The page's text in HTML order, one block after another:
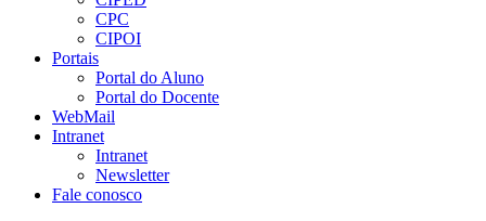
CPC
CIPOI
Portais
Portal do Aluno
Portal do Docente
WebMail
Intranet
Intranet
Newsletter
Fale conosco